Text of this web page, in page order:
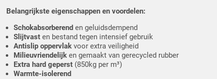
Belangrijkste eigenschappen en voordelen:
Schokabsorberend en geluidsdempend
Slijtvast en bestand tegen intensief gebruik
Antislip oppervlak voor extra veiligheid
Milieuvriendelijk en gemaakt van gerecycled rubber
Extra hard geperst (850kg per m³)
Warmte-isolerend